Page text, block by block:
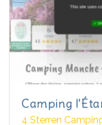
Camping
4 Sterren